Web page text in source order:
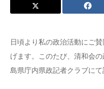
日頃より私の政治活動にご
げます。このたび、清和会
島県庁内県政記者クラブにて